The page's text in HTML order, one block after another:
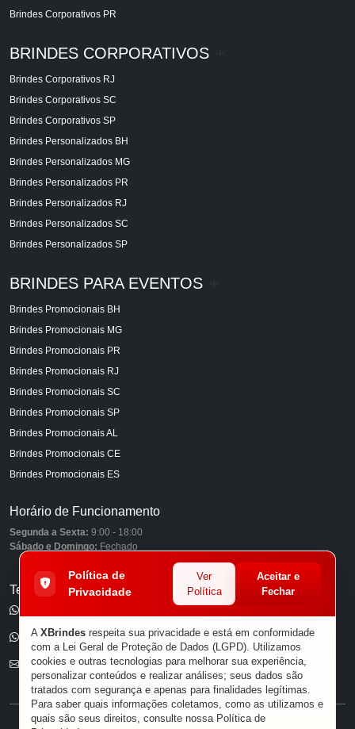
Brindes Corporativos PR
BRINDES CORPORATIVOS
Brindes Corporativos RJ
Brindes Corporativos SC
Brindes Corporativos SP
Brindes Personalizados BH
Brindes Personalizados MG
Brindes Personalizados PR
Brindes Personalizados RJ
Brindes Personalizados SC
Brindes Personalizados SP
BRINDES PARA EVENTOS
Brindes Promocionais BH
Brindes Promocionais MG
Brindes Promocionais PR
Brindes Promocionais RJ
Brindes Promocionais SC
Brindes Promocionais SP
Brindes Promocionais AL
Brindes Promocionais CE
Brindes Promocionais ES
Horário de Funcionamento
Segunda a Sexta: 9:00 - 18:00
Sábado e Domingo: Fechado
Telefones
(11) 96585-7462
E-mail
® XBRINDES
Política de
Privacidade
Ver
Política
Aceitar e
Fechar
A XBrindes respeita sua privacidade e está em conformidade
com a Lei Geral de Proteção de Dados (LGPD). Utilizamos
cookies e outras tecnologias para melhorar sua experiência,
personalizar conteúdos e realizar análises; seus dados são
tratados com segurança e apenas para finalidades legítimas.
Para saber quais informações coletamos, como as utilizamos e
quais são seus direitos, consulte nossa Política de